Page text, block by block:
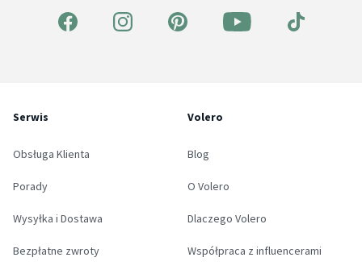
Serwis
Obsługa Klienta
Porady
Wysyłka i Dostawa
Bezpłatne zwroty
Volero
Blog
O Volero
Dlaczego Volero
Współpraca z influencerami